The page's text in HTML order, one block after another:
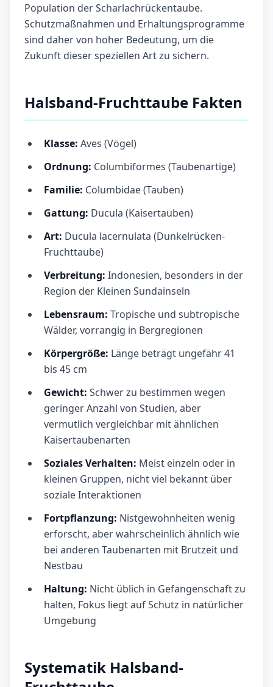
Population der Scharlachrückentaube.
Schutzmaßnahmen und Erhaltungsprogramme
sind daher von hoher Bedeutung, um die
Zukunft dieser speziellen Art zu sichern.
Halsband-Fruchttaube Fakten
Klasse: Aves (Vögel)
Ordnung: Columbiformes (Taubenartige)
Familie: Columbidae (Tauben)
Gattung: Ducula (Kaisertauben)
Art: Ducula lacernulata (Dunkelrücken-
Fruchttaube)
Verbreitung: Indonesien, besonders in der
Region der Kleinen Sundainseln
Lebensraum: Tropische und subtropische
Wälder, vorrangig in Bergregionen
Körpergröße: Länge beträgt ungefähr 41
bis 45 cm
Gewicht: Schwer zu bestimmen wegen
geringer Anzahl von Studien, aber
vermutlich vergleichbar mit ähnlichen
Kaisertaubenarten
Soziales Verhalten: Meist einzeln oder in
kleinen Gruppen, nicht viel bekannt über
soziale Interaktionen
Fortpflanzung: Nistgewohnheiten wenig
erforscht, aber wahrscheinlich ähnlich wie
bei anderen Taubenarten mit Brutzeit und
Nestbau
Haltung: Nicht üblich in Gefangenschaft zu
halten, Fokus liegt auf Schutz in natürlicher
Umgebung
Systematik Halsband-